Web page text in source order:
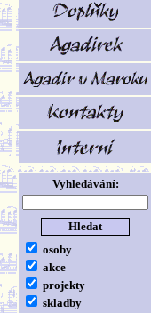
Vyhledávání:
osoby
akce
projekty
skladby